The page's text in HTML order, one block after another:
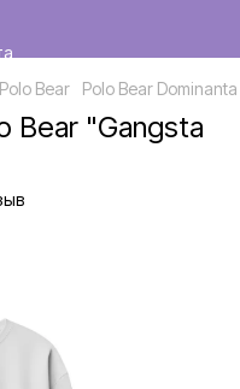
Polo Bear Polo Bear Dominanta
Bear "Gangsta